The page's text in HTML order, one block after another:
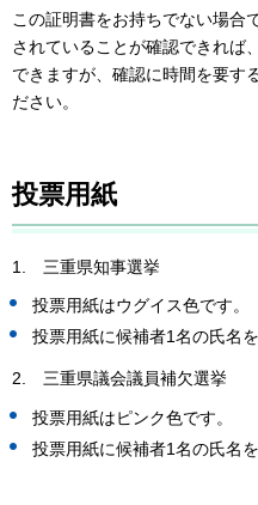
この証明書をお持ちでない場合
されていることが確認できれば
できますが、確認に時間を要す
ださい。
投票用紙
1. 三重県知事選挙
投票用紙はウグイス色です。
投票用紙に候補者1名の氏名
2. 三重県議会議員補欠選挙
投票用紙はピンク色です。
投票用紙に候補者1名の氏名